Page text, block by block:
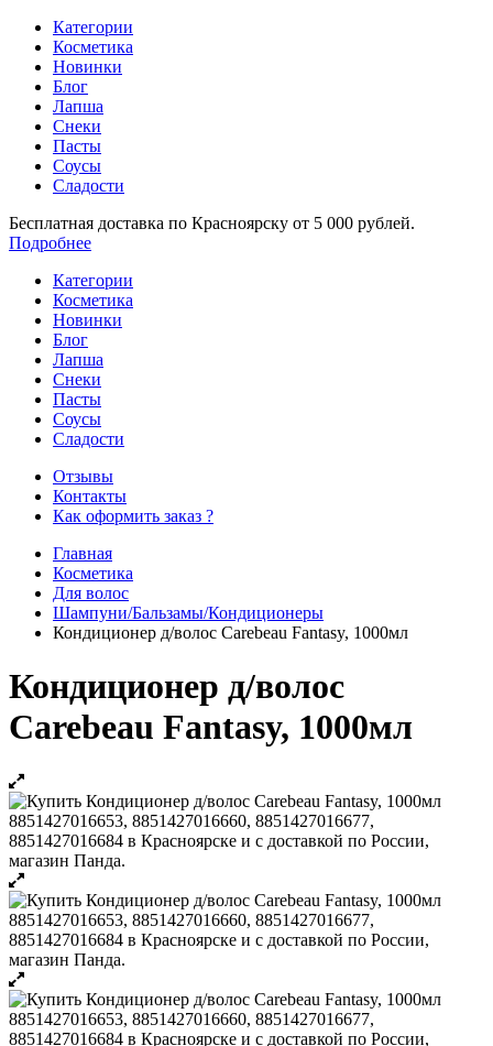
Категории
Косметика
Новинки
Блог
Лапша
Снеки
Пасты
Соусы
Сладости
Бесплатная доставка по Красноярску от 5 000 рублей.
Подробнее
Категории
Косметика
Новинки
Блог
Лапша
Снеки
Пасты
Соусы
Сладости
Отзывы
Контакты
Как оформить заказ ?
Главная
Косметика
Для волос
Шампуни/Бальзамы/Кондиционеры
Кондиционер д/волос Carebeau Fantasy, 1000мл
Кондиционер д/волос
Carebeau Fantasy, 1000мл